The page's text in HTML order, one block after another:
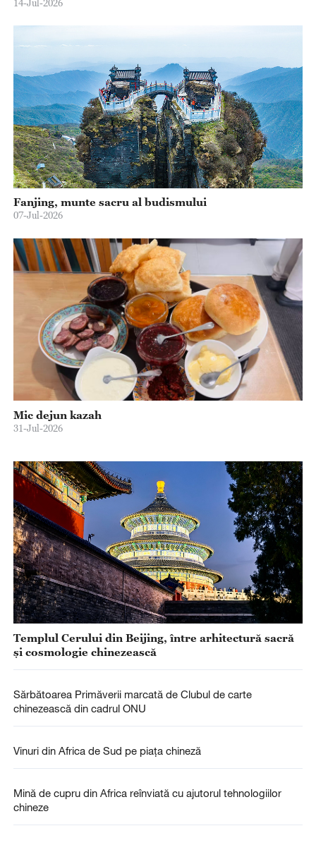
14-Jul-2026
Fanjing, munte sacru al budismului
07-Jul-2026
Mic dejun kazah
31-Jul-2026
Templul Cerului din Beijing, între arhitectură sacră
și cosmologie chinezească
Sărbătoarea Primăverii marcată de Clubul de carte
chinezească din cadrul ONU
Vinuri din Africa de Sud pe piața chineză
Mină de cupru din Africa reînviată cu ajutorul tehnologiilor
chineze